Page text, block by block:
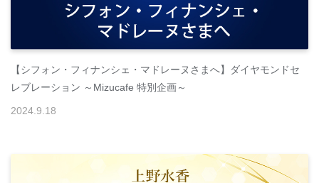
【シフォン・フィナンシェ・マドレーヌさまへ】ダイヤモンドセ
レブレーション ～Mizucafe 特別企画～
2024 9 18